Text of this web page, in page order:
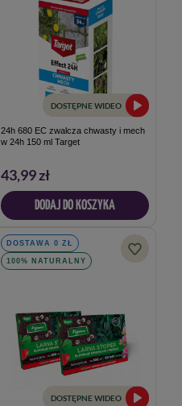
DOSTĘPNE WIDEO
24h 680 EC zwalcza chwasty i mech
w 24h 150 ml Target
43,99 zł
DODAJ DO KOSZYKA
DOSTAWA 0 ZŁ
100% NATURALNY
DOSTĘPNE WIDEO